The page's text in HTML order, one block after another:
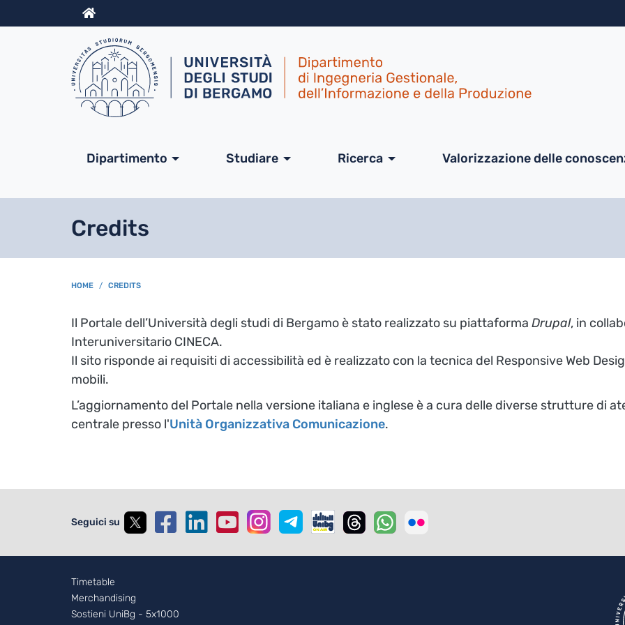
Info
Navigazione principale
Dipartimento Studiare Ricerca Valorizzazione delle
Credits
BREADCRUMB
HOME CREDITS
Il Portale dell’Università degli studi di Bergamo è stato realizzato su piattaforma Drupal, in
Interuniversitario CINECA.
Il sito risponde ai requisiti di accessibilità ed è realizzato con la tecnica del Responsive Web
mobili.
L’aggiornamento del Portale nella versione italiana e inglese è a cura delle diverse strutture di
centrale presso l'Unità Organizzativa Comunicazione.
Seguici su
Footer - 2
Timetable
Merchandising
Sostieni UniBg - 5x1000